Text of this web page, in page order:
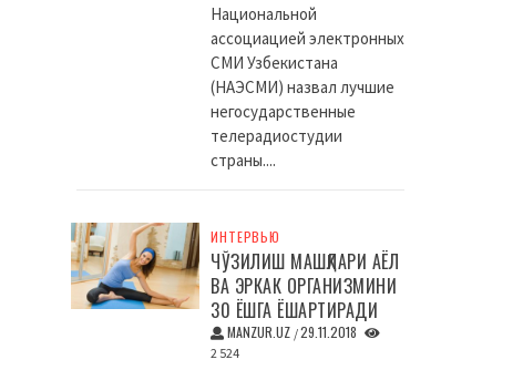
Национальной
ассоциацией электронных
СМИ Узбекистана
(НАЭСМИ) назвал лучшие
негосударственные
телерадиостудии
страны....
ИНТЕРВЬЮ
ЧЎЗИЛИШ МАШҚЛАРИ АЁЛ
ВА ЭРКАК ОРГАНИЗМИНИ
30 ЁШГА ЁШАРТИРАДИ
MANZUR.UZ /29.11.2018
2 524